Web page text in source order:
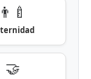
👨‍🍼
🤝